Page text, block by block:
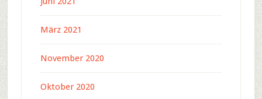
März 2021
November 2020
Oktober 2020